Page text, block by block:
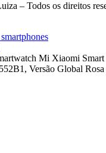
– Todos os direitos
Mi Xiaomi Smart
Versão Global Rosa